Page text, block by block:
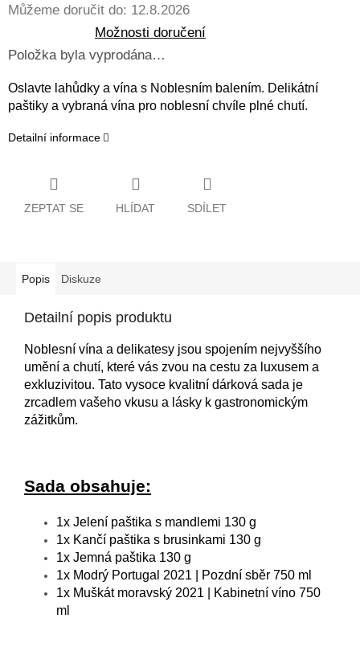
Můžeme doručit do: 12.8.2026
Možnosti doručení
Položka byla vyprodána…
Oslavte lahůdky a vína s Noblesním balením. Delikátní
paštiky a vybraná vína pro noblesní chvíle plné chutí.
Detailní informace
ZEPTAT SE HLÍDAT SDÍLET
Popis Diskuze
Detailní popis produktu
Noblesní vína a delikatesy jsou spojením nejvyššího
umění a chutí, které vás zvou na cestu za luxusem a
exkluzivitou. Tato vysoce kvalitní dárková sada je
zrcadlem vašeho vkusu a lásky k gastronomickým
zážitkům.
Sada obsahuje:
1x Jelení paštika s mandlemi 130 g
1x Kančí paštika s brusinkami 130 g
1x Jemná paštika 130 g
1x Modrý Portugal 2021 | Pozdní sběr 750 ml
1x Muškát moravský 2021 | Kabinetní víno 750
ml